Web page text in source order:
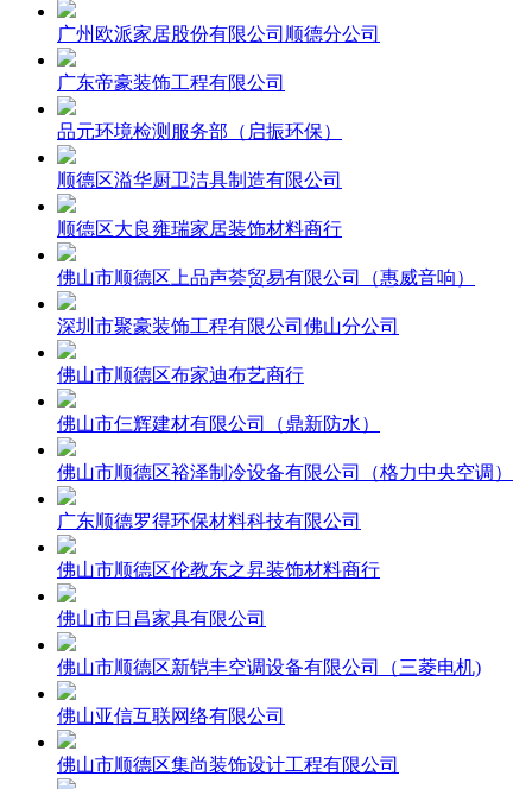
广州欧派家居股份有限公司顺德分公司
广东帝豪装饰工程有限公司
品元环境检测服务部（启振环保）
顺德区溢华厨卫洁具制造有限公司
顺德区大良雍瑞家居装饰材料商行
佛山市顺德区上品声荟贸易有限公司（惠威音响）
深圳市聚豪装饰工程有限公司佛山分公司
佛山市顺德区布家迪布艺商行
佛山市仨辉建材有限公司（鼎新防水）
佛山市顺德区裕泽制冷设备有限公司（格力中央空调）
广东顺德罗得环保材料科技有限公司
佛山市顺德区伦教东之昇装饰材料商行
佛山市日昌家具有限公司
佛山市顺德区新铠丰空调设备有限公司（三菱电机)
佛山亚信互联网络有限公司
佛山市顺德区集尚装饰设计工程有限公司